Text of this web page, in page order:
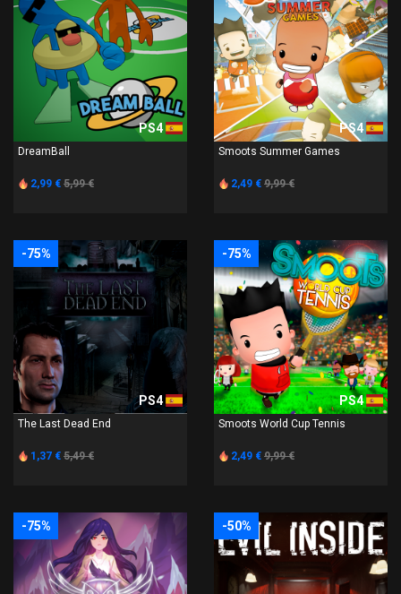
PS4
DreamBall
2,99 € 5,99 €
PS4
Smoots Summer Games
2,49 € 9,99 €
-75%
PS4
The Last Dead End
1,37 € 5,49 €
-75%
PS4
Smoots World Cup Tennis
2,49 € 9,99 €
-75% -50%